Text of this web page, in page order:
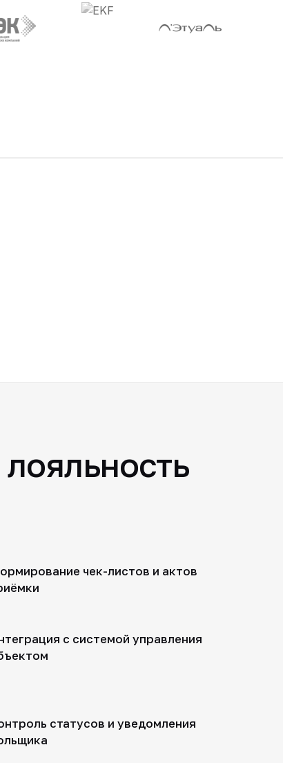
чек-листов и актов
с системой управления
статусов и уведомления